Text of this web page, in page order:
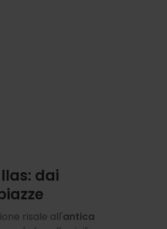
dai
risale all'antica